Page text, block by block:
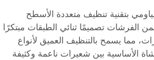
بتقنية تنظيف متعددة الأسطح
الفرشات تصميمًا ثنائي الطبقات مبتكرًا
مما يسمح بالتنظيف العميق لأنواع
الأساسية بين شعيرات ناعمة وكثيفة